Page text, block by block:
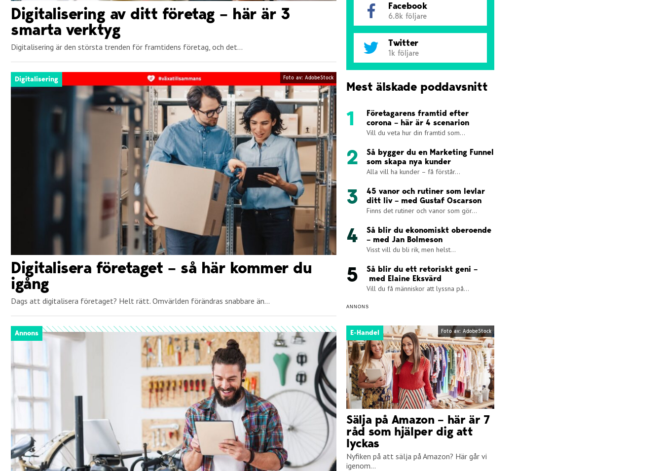
Digitalisering av ditt företag – här är 3
smarta verktyg
Digitalisering är den största trenden för framtidens företag, och det...
Digitalisering Foto av: AdobeStock
Digitalisera företaget – så här kommer du
igång
Dags att digitalisera företaget? Helt rätt. Omvärlden förändras snabbare än...
Annons
Facebook
6.8k följare
Twitter
1k följare
Mest älskade poddavsnitt
Företagarens framtid efter
corona – här är 4 scenarion
Vill du veta hur din framtid som...
Så bygger du en Marketing Funnel
som skapa nya kunder
Alla vill ha kunder – få förstår...
45 vanor och rutiner som levlar
ditt liv – med Gustaf Oscarson
Finns det rutiner och vanor som gör...
Så blir du ekonomiskt oberoende
– med Jan Bolmeson
Visst vill du bli rik, men helst...
Så blir du ett retoriskt geni –
med Elaine Eksvärd
Vill du få människor att lyssna på...
ANNONS
E-Handel Foto av: AdobeStock
Sälja på Amazon – här är 7
råd som hjälper dig att
lyckas
Nyfiken på att sälja på Amazon? Här går vi
igenom...